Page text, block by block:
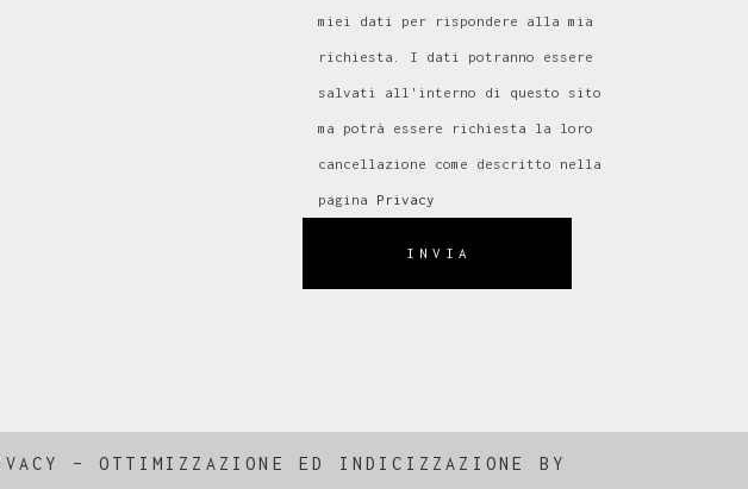
miei dati per rispondere alla mia
richiesta. I dati potranno essere
salvati all'interno di questo sito
ma potrà essere richiesta la loro
cancellazione come descritto nella
pagina Privacy
INVIA
–OTTIMIZZAZIONE ED INDICIZZAZIONE BY